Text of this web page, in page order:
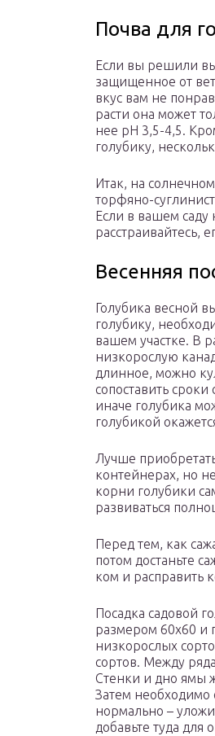
Почва для
Если вы решили
защищенное от
вкус вам не
расти она может
нее рН 3,5-4,5.
голубику,
Итак, на
торфяно-
Если в вашем саду
расстраивайтесь,
Весенняя
Голубика весной
голубику,
вашем участке. В
низкорослую
длинное, можно
сопоставить
иначе голубика
голубикой
Лучше
контейнерах, но
корни голубики
развиваться
Перед тем, как
потом достаньте
ком и расправить
Посадка садовой
размером 60х60 и
низкорослых
сортов. Между
Стенки и дно ямы
Затем необходимо
нормально –
добавьте туда